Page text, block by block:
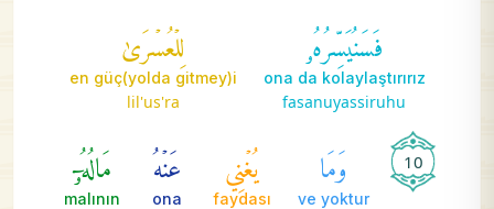
فَسَنُيَسِّرُهُۥ
ona da kolaylaştırırız
fasanuyassiruhu
لِلۡعُسۡرَىٰ
en güç(yolda gitmey)i
lil'us'ra
10 وَمَا
ve yoktur
يُغۡنِي
faydası
عَنۡهُ
ona
مَالُهُۥٓ
malının